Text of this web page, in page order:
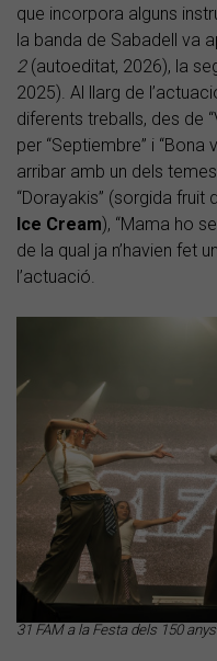
que incorpora alguns
la banda de Sabadell va
2(autoeditat, 2026), la
2025). Al llarg de
diferents treballs, des de
per “Septiembre” i “Bona
arribar amb un dels
“Dorayakis” (sorgida fruit
Ice Cream), “Mama ho
de la qual ja n’havien fet
l’actuació.
31 FAM a la Festa dels 150